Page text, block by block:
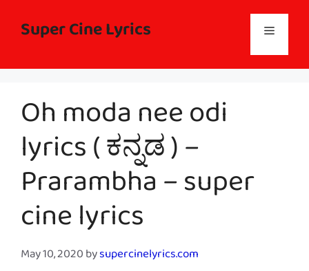
contentSuper Cine Lyrics Menu
Oh moda nee odi
lyrics ( ಕನ್ನಡ ) –
Prarambha – super
cine lyrics
May 10, 2020bysupercinelyrics.com